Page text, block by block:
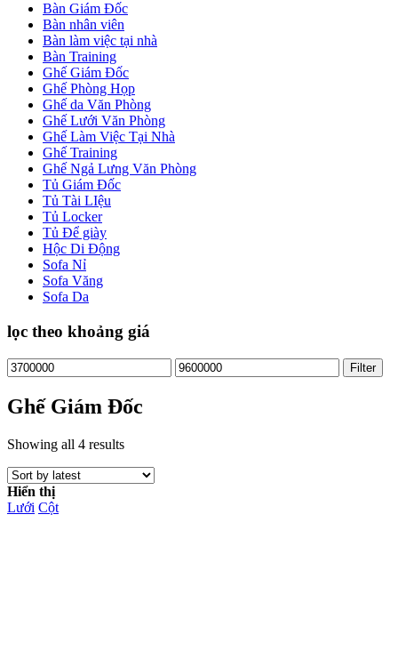
Bàn Giám Đốc
Bàn nhân viên
Bàn làm việc tại nhà
Bàn Training
Ghế Giám Đốc
Ghế Phòng Họp
Ghế da Văn Phòng
Ghế Lưới Văn Phòng
Ghế Làm Việc Tại Nhà
Ghế Training
Ghế Ngả Lưng Văn Phòng
Tủ Giám Đốc
Tủ Tài LIệu
Tủ Locker
Tủ Để giày
Hộc Di Động
Sofa Nỉ
Sofa Văng
Sofa Da
lọc theo khoảng giá
Filter
Ghế Giám Đốc
Showing all 4 results
Hiển thị
Lưới Cột